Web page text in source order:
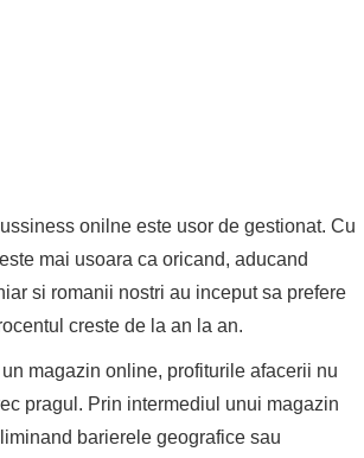
onilne este usor de gestionat. Cu
mai usoara ca oricand, aducand
si romanii nostri au inceput sa prefere
creste de la an la an.
magazin online, profiturile afacerii nu
pragul. Prin intermediul unui magazin
barierele geografice sau